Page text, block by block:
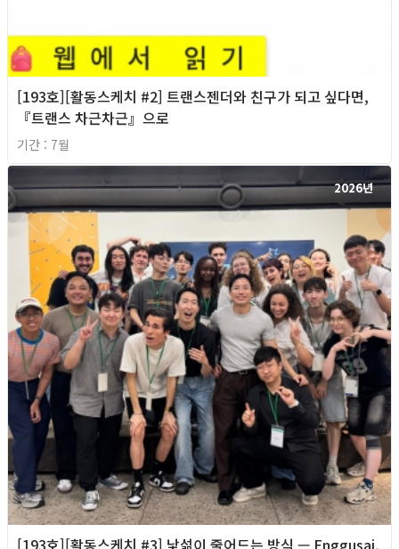
[193호][활동스케치 #2] 트랜스젠더와 친구가 되고 싶다면,
『트랜스 차근차근』으로
기간 : 7월
2026년
[193호][활동스케치 #3] 낯섦이 줄어드는 방식 — Enggusai,